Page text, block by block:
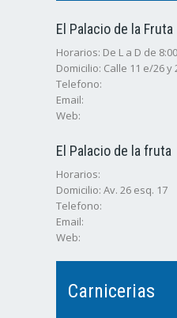
El Palacio de la Fruta
Horarios: De L a D de
Domicilio: Calle 11 e/26 y
Telefono:
Email:
Web:
El Palacio de la fruta
Horarios:
Domicilio: Av. 26 esq. 17
Telefono:
Email:
Web:
Carnicerias